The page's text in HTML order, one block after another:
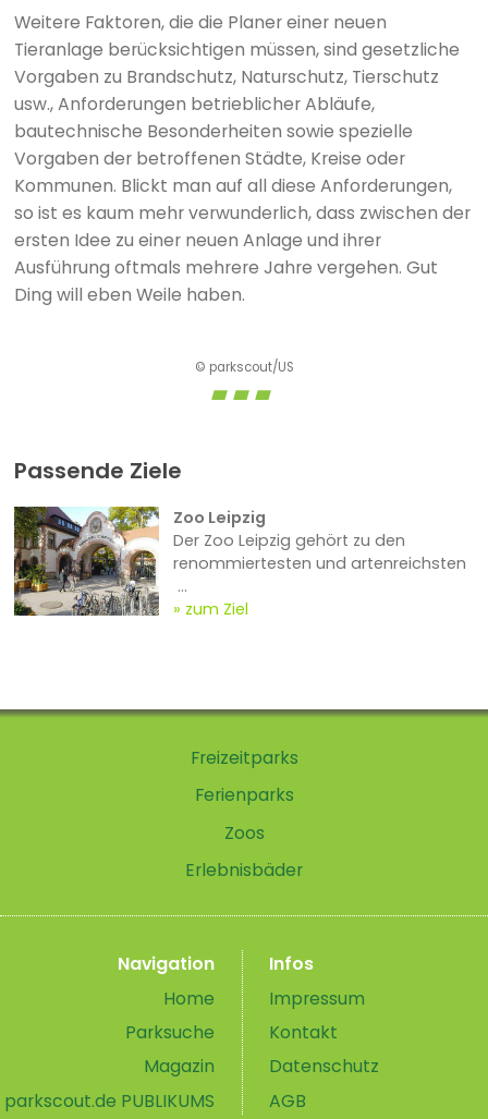
Weitere Faktoren, die die Planer einer neuen
Tieranlage berücksichtigen müssen, sind gesetzliche
Vorgaben zu Brandschutz, Naturschutz, Tierschutz
usw., Anforderungen betrieblicher Abläufe,
bautechnische Besonderheiten sowie spezielle
Vorgaben der betroffenen Städte, Kreise oder
Kommunen. Blickt man auf all diese Anforderungen,
so ist es kaum mehr verwunderlich, dass zwischen der
ersten Idee zu einer neuen Anlage und ihrer
Ausführung oftmals mehrere Jahre vergehen. Gut
Ding will eben Weile haben.
© parkscout/US
Passende Ziele
Zoo Leipzig
Der Zoo Leipzig gehört zu den
renommiertesten und artenreichsten
...
zum Ziel
Freizeitparks
Ferienparks
Zoos
Erlebnisbäder
Navigation
Home
Parksuche
Magazin
parkscout.de PUBLIKUMS
Infos
Impressum
Kontakt
Datenschutz
AGB